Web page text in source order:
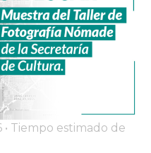
y zona
y sur
• Tiempo estimado de